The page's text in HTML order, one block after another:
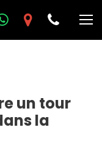
un tour
la